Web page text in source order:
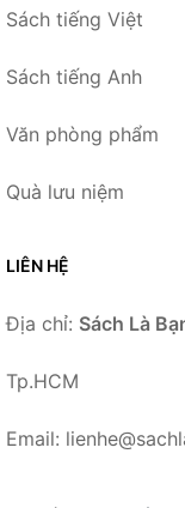
Sách tiếng Việt
Sách tiếng Anh
Văn phòng phẩm
Quà lưu niệm
LIÊN HỆ
Địa chỉ: Sách Là
Tp.HCM
Email: